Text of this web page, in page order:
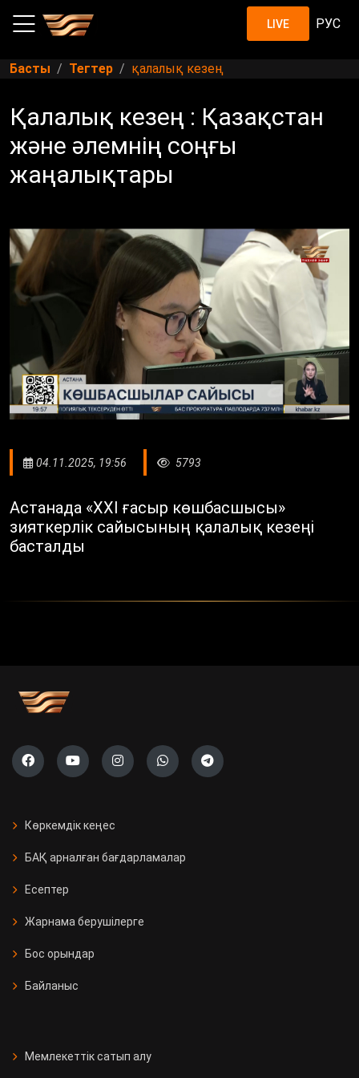
LIVE РУС
Басты Тегтер қалалық кезең
Қалалық кезең : Қазақстан
және әлемнің соңғы
жаңалықтары
04.11.2025, 19:56 5793
Астанада «XXI ғасыр көшбасшысы»
зияткерлік сайысының қалалық кезеңі
басталды
Көркемдік кеңес
БАҚ арналған бағдарламалар
Есептер
Жарнама берушілерге
Бос орындар
Байланыс
Мемлекеттік сатып алу